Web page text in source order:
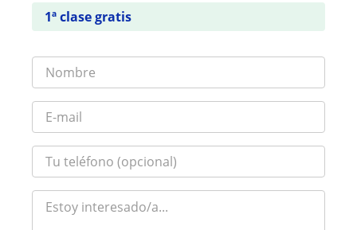
1ª clase gratis